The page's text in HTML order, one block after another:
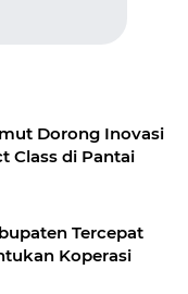
Dorong Inovasi
Class di Pantai
Tercepat
Koperasi